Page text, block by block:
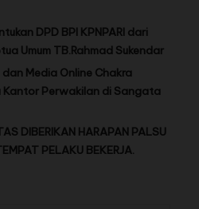
DPD BPI KPNPARI dari
Umum TB.Rahmad Sukendar
Media Online Chakra
Kantor Perwakilan di Sangata
DIBERIKAN HARAPAN PALSU
PELAKU BEKERJA.